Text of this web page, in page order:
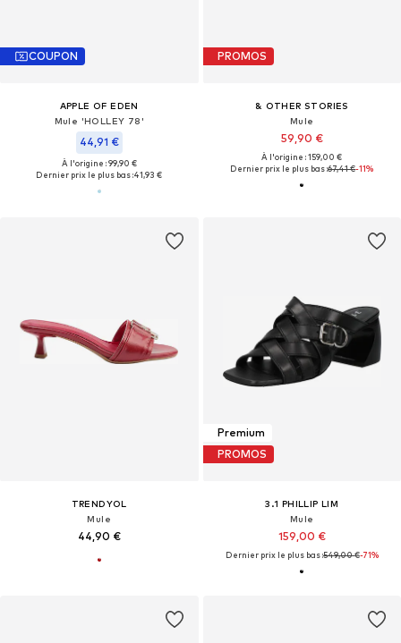
COUPON
APPLE OF EDEN
Mule 'HOLLEY 78'
44,91 €
À l'origine : 99,90 €
Dernier prix le plus bas :41,93 €
PROMOS
& OTHER STORIES
Mule
59,90 €
À l'origine : 159,00 €
Dernier prix le plus bas :67,41 €-11%
TRENDYOL
Mule
44,90 €
Premium
PROMOS
3.1 PHILLIP LIM
Mule
159,00 €
Dernier prix le plus bas :549,00 €-71%